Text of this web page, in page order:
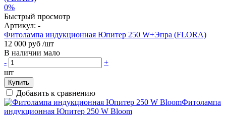
0%
Быстрый просмотр
Артикул: -
Фитолампа индукционная Юпитер 250 W+Эпра (FLORA)
12 000 руб /шт
В наличии мало
-
+
шт
Купить
Добавить к сравнению